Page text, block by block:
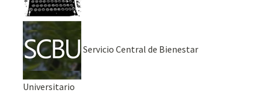
Servicio Central de Bienestar
Universitario